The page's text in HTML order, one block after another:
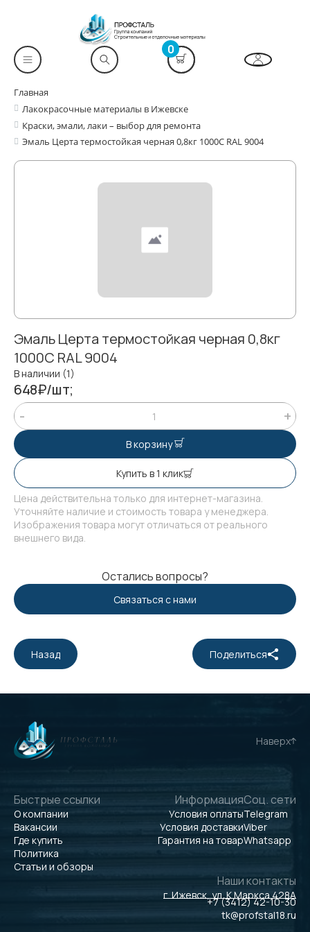
0
Главная
Лакокрасочные материалы в Ижевске
Краски, эмали, лаки – выбор для ремонта
Эмаль Церта термостойкая черная 0,8кг 1000С RAL 9004
Эмаль Церта термостойкая черная 0,8кг
1000С RAL 9004
В наличии (1)
648₽/шт;
В корзину
Купить в 1 клик
Цена действительна только для интернет-магазина.
Уточняйте наличие и стоимость товара у менеджера.
Изображения товара могут отличаться от реального
внешнего вида.
Остались вопросы?
Связаться с нами
Назад Поделиться
Наверх
Быстрые ссылки
О компании
Вакансии
Где купить
Политика
Статьи и обзоры
Информация
Условия оплаты
Условия доставки
Гарантия на товар
Соц. сети
Telegram
Viber
Whatsapp
Наши контакты
г. Ижевск, ул. К.Маркса 428А
+7 (3412) 42-10-30
tk@profstal18.ru